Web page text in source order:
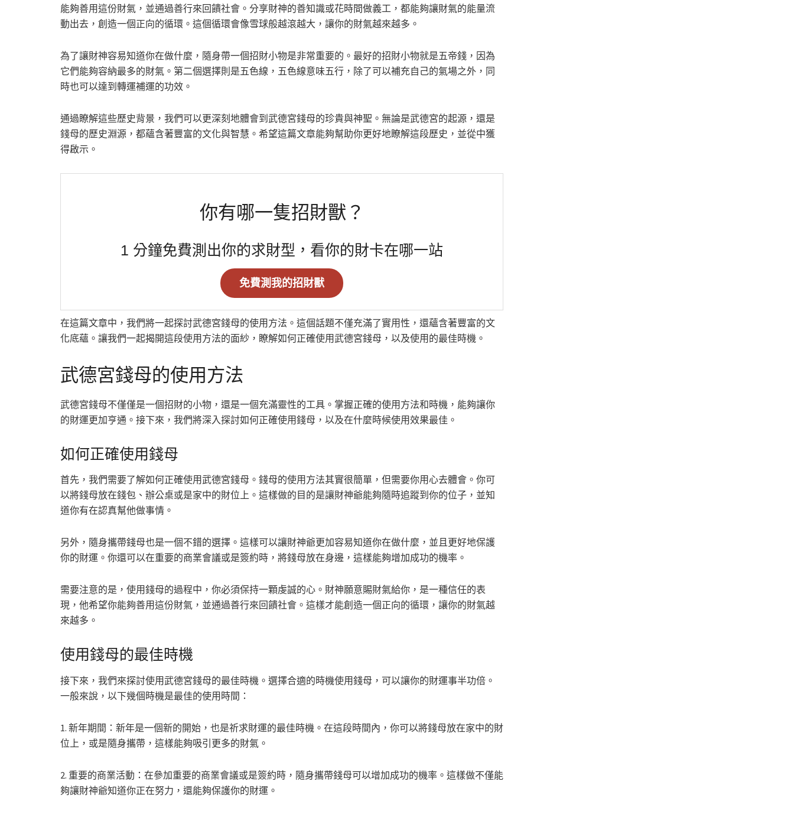
能夠善用這份財氣，並通過善行來回饋社會。分享財神的善知識或花時間做義工，都能夠讓財氣的能量流
動出去，創造一個正向的循環。這個循環會像雪球般越滾越大，讓你的財氣越來越多。
為了讓財神容易知道你在做什麼，隨身帶一個招財小物是非常重要的。最好的招財小物就是五帝錢，因為
它們能夠容納最多的財氣。第二個選擇則是五色線，五色線意味五行，除了可以補充自己的氣場之外，同
時也可以達到轉運補運的功效。
通過瞭解這些歷史背景，我們可以更深刻地體會到武德宮錢母的珍貴與神聖。無論是武德宮的起源，還是
錢母的歷史淵源，都蘊含著豐富的文化與智慧。希望這篇文章能夠幫助你更好地瞭解這段歷史，並從中獲
得啟示。
你有哪一隻招財獸？
1 分鐘免費測出你的求財型，看你的財卡在哪一站
免費測我的招財獸
在這篇文章中，我們將一起探討武德宮錢母的使用方法。這個話題不僅充滿了實用性，還蘊含著豐富的文
化底蘊。讓我們一起揭開這段使用方法的面紗，瞭解如何正確使用武德宮錢母，以及使用的最佳時機。
武德宮錢母的使用方法
武德宮錢母不僅僅是一個招財的小物，還是一個充滿靈性的工具。掌握正確的使用方法和時機，能夠讓你
的財運更加亨通。接下來，我們將深入探討如何正確使用錢母，以及在什麼時候使用效果最佳。
如何正確使用錢母
首先，我們需要了解如何正確使用武德宮錢母。錢母的使用方法其實很簡單，但需要你用心去體會。你可
以將錢母放在錢包、辦公桌或是家中的財位上。這樣做的目的是讓財神爺能夠隨時追蹤到你的位子，並知
道你有在認真幫他做事情。
另外，隨身攜帶錢母也是一個不錯的選擇。這樣可以讓財神爺更加容易知道你在做什麼，並且更好地保護
你的財運。你還可以在重要的商業會議或是簽約時，將錢母放在身邊，這樣能夠增加成功的機率。
需要注意的是，使用錢母的過程中，你必須保持一顆虔誠的心。財神願意賜財氣給你，是一種信任的表
現，他希望你能夠善用這份財氣，並通過善行來回饋社會。這樣才能創造一個正向的循環，讓你的財氣越
來越多。
使用錢母的最佳時機
接下來，我們來探討使用武德宮錢母的最佳時機。選擇合適的時機使用錢母，可以讓你的財運事半功倍。
一般來說，以下幾個時機是最佳的使用時間：
1. 新年期間：新年是一個新的開始，也是祈求財運的最佳時機。在這段時間內，你可以將錢母放在家中的財
位上，或是隨身攜帶，這樣能夠吸引更多的財氣。
2. 重要的商業活動：在參加重要的商業會議或是簽約時，隨身攜帶錢母可以增加成功的機率。這樣做不僅能
夠讓財神爺知道你正在努力，還能夠保護你的財運。